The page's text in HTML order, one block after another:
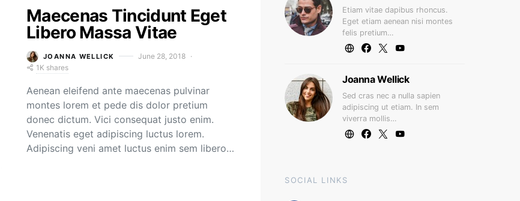
Maecenas Tincidunt Eget
Libero Massa Vitae
JOANNA WELLICK
June 28, 2018
1K shares
Aenean eleifend ante maecenas pulvinar
montes lorem et pede dis dolor pretium
donec dictum. Vici consequat justo enim.
Venenatis eget adipiscing luctus lorem.
Adipiscing veni amet luctus enim sem libero…
Etiam vitae dapibus rhoncus.
Eget etiam aenean nisi montes
felis pretium…
Joanna Wellick
Sed cras nec a nulla sapien
adipiscing ut etiam. In sem
viverra mollis…
SOCIAL LINKS